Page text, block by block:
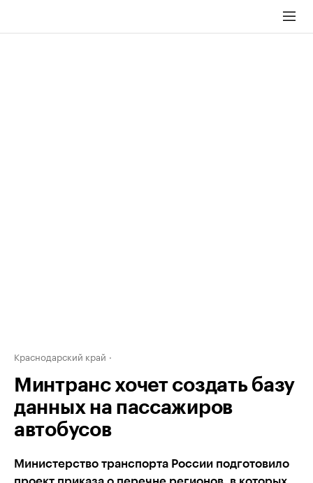
Краснодарский край
Минтранс хочет создать базу
данных на пассажиров
автобусов
Министерство транспорта России подготовило